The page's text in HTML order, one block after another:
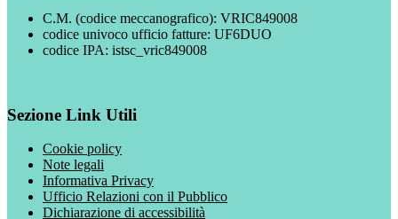
C.M. (codice meccanografico): VRIC849008
codice univoco ufficio fatture: UF6DUO
codice IPA: istsc_vric849008
Sezione Link Utili
Cookie policy
Note legali
Informativa Privacy
Ufficio Relazioni con il Pubblico
Dichiarazione di accessibilità